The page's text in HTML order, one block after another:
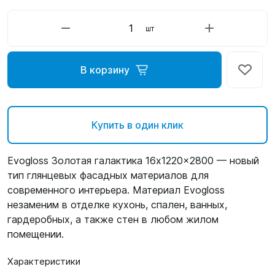
шт
В корзину
Купить в один клик
Evogloss Золотая галактика 16x1220x2800 — новый
тип глянцевых фасадных материалов для
современного интерьера. Материал Evogloss
незаменим в отделке кухонь, спален, ванных,
гардеробных, а также стен в любом жилом
помещении.
Характеристики